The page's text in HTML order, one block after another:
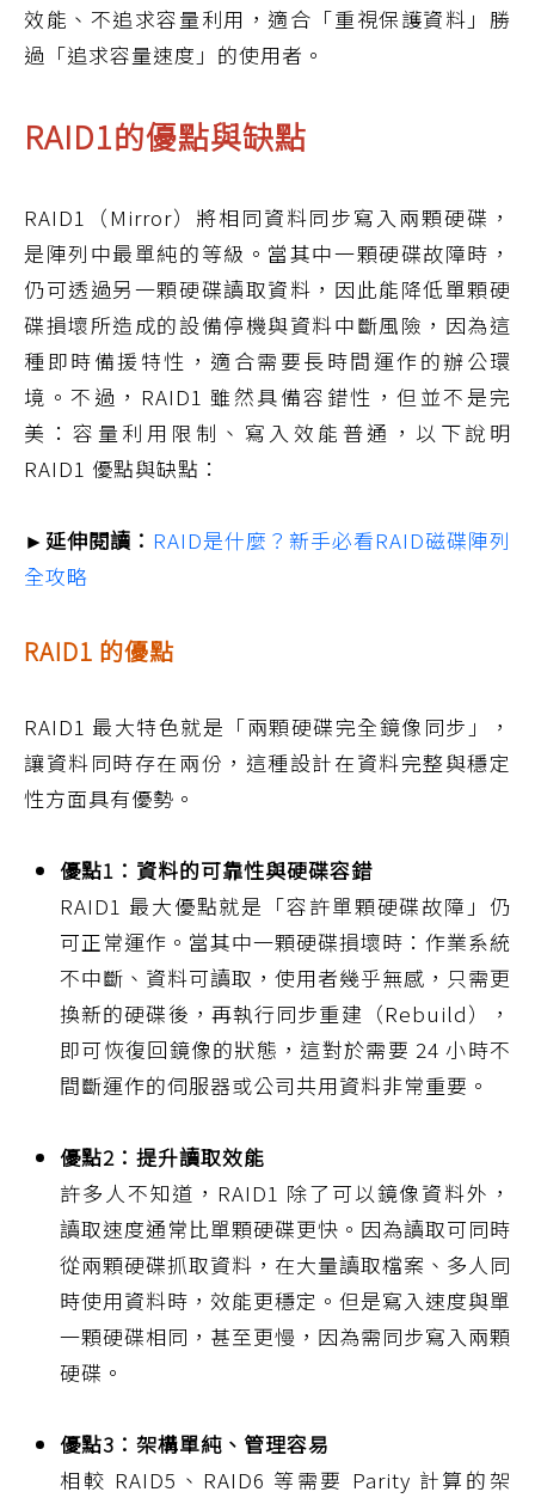
效能、不追求容量利用，適合「重視保護資料」勝
過「追求容量速度」的使用者。
RAID1的優點與缺點
RAID1（Mirror）將相同資料同步寫入兩顆硬碟，
是陣列中最單純的等級。當其中一顆硬碟故障時，
仍可透過另一顆硬碟讀取資料，因此能降低單顆硬
碟損壞所造成的設備停機與資料中斷風險，因為這
種即時備援特性，適合需要長時間運作的辦公環
境。不過，RAID1 雖然具備容錯性，但並不是完
美：容量利用限制、寫入效能普通，以下說明
RAID1 優點與缺點：
►延伸閱讀： RAID是什麼？新手必看RAID磁碟陣列
全攻略
RAID1 的優點
RAID1 最大特色就是「兩顆硬碟完全鏡像同步」，
讓資料同時存在兩份，這種設計在資料完整與穩定
性方面具有優勢。
優點1：資料的可靠性與硬碟容錯
RAID1 最大優點就是「容許單顆硬碟故障」仍
可正常運作。當其中一顆硬碟損壞時：作業系統
不中斷、資料可讀取，使用者幾乎無感，只需更
換新的硬碟後，再執行同步重建（Rebuild），
即可恢復回鏡像的狀態，這對於需要 24 小時不
間斷運作的伺服器或公司共用資料非常重要。
優點2：提升讀取效能
許多人不知道，RAID1 除了可以鏡像資料外，
讀取速度通常比單顆硬碟更快。因為讀取可同時
從兩顆硬碟抓取資料，在大量讀取檔案、多人同
時使用資料時，效能更穩定。但是寫入速度與單
一顆硬碟相同，甚至更慢，因為需同步寫入兩顆
硬碟。
優點3：架構單純、管理容易
相較 RAID5、RAID6 等需要 Parity 計算的架